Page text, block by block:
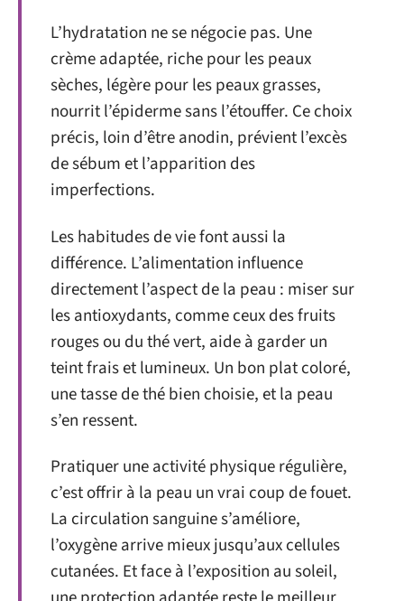
L’hydratation ne se négocie pas. Une
crème adaptée, riche pour les peaux
sèches, légère pour les peaux grasses,
nourrit l’épiderme sans l’étouffer. Ce choix
précis, loin d’être anodin, prévient l’excès
de sébum et l’apparition des
imperfections.
Les habitudes de vie font aussi la
différence. L’alimentation influence
directement l’aspect de la peau : miser sur
les antioxydants, comme ceux des fruits
rouges ou du thé vert, aide à garder un
teint frais et lumineux. Un bon plat coloré,
une tasse de thé bien choisie, et la peau
s’en ressent.
Pratiquer une activité physique régulière,
c’est offrir à la peau un vrai coup de fouet.
La circulation sanguine s’améliore,
l’oxygène arrive mieux jusqu’aux cellules
cutanées. Et face à l’exposition au soleil,